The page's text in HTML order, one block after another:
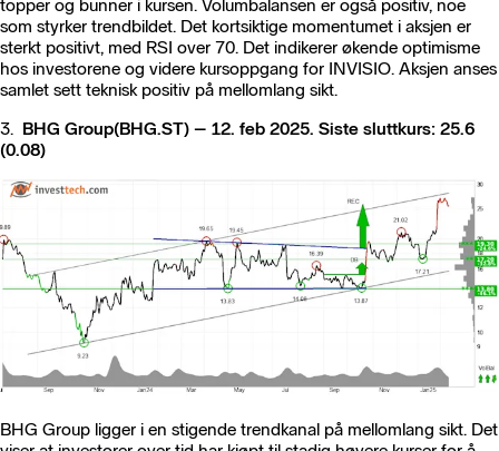
topper og bunner i kursen. Volumbalansen er også positiv, noe
som styrker trendbildet. Det kortsiktige momentumet i aksjen er
sterkt positivt, med RSI over 70. Det indikerer økende optimisme
hos investorene og videre kursoppgang for INVISIO. Aksjen anses
samlet sett teknisk positiv på mellomlang sikt.
3. BHG Group(BHG.ST) – 12. feb 2025. Siste sluttkurs: 25.6
(0.08)
BHG Group ligger i en stigende trendkanal på mellomlang sikt. Det